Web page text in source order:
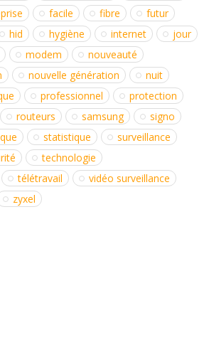
facile fibre
futur
hid hygiène internet
jour
modem
nouveauté
nouvelle génération
nuit
professionnel
protection
routeurs samsung
signo
statistique
surveillance
technologie
télétravail
vidéo surveillance
zyxel